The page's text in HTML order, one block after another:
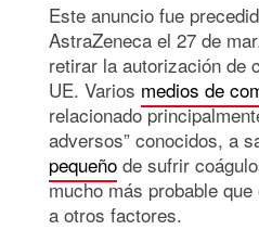
Este anuncio fue
AstraZeneca el 27 de
retirar la autorización de
UE. Varios medios de
relacionado
adversos” conocidos, a
pequeño de sufrir
mucho más probable
a otros factores.